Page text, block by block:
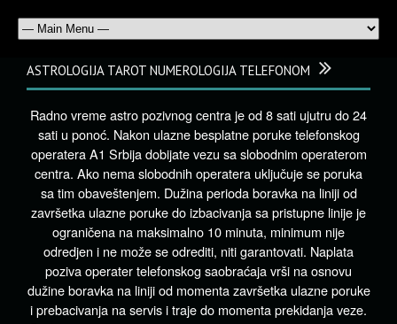
ASTROLOGIJA TAROT NUMEROLOGIJA TELEFONOM
Radno vreme astro pozivnog centra je od 8 sati ujutru do 24
sati u ponoć. Nakon ulazne besplatne poruke telefonskog
operatera A1 Srbija dobijate vezu sa slobodnim operaterom
centra. Ako nema slobodnih operatera uključuje se poruka
sa tim obaveštenjem. Dužina perioda boravka na liniji od
završetka ulazne poruke do izbacivanja sa pristupne linije je
ograničena na maksimalno 10 minuta, minimum nije
odredjen i ne može se odrediti, niti garantovati. Naplata
poziva operater telefonskog saobraćaja vrši na osnovu
dužine boravka na liniji od momenta završetka ulazne poruke
i prebacivanja na servis i traje do momenta prekidanja veze.